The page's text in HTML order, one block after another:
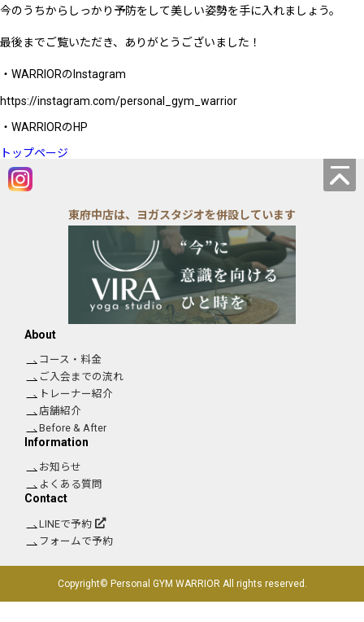
今のうちからしっかり予防をして美しい姿勢を手に入れましょう。
最後までご覧いただき、ありがとうございました！
・WARRIORのInstagram
https://instagram.com/personal_gym_warrior
・WARRIORのHP
トップページ
東府中店は、ヨガスタジオを併設しています
About
コース・料金
ご入会までの流れ
トレーナー紹介
店舗紹介
Before & After
Information
お知らせ
よくある質問
Contact
LINEで予約
フォームで予約
Copyright© Personal GYM WARRIOR All rights reserved.